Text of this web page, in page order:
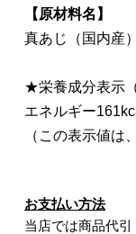
【原材料名】
真あじ（国内産
★栄養成分表示
エネルギー
（この表示値は
お支払い方法
当店では商品代引